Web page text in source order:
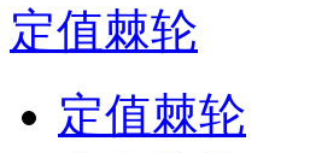
定值棘轮
定值棘轮